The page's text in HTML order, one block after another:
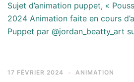
Sujet d’animation puppet, «
2024 Animation faite en cours
Puppet par @jordan_beatty_art
17 FÉVRIER 2024 ANIMATION